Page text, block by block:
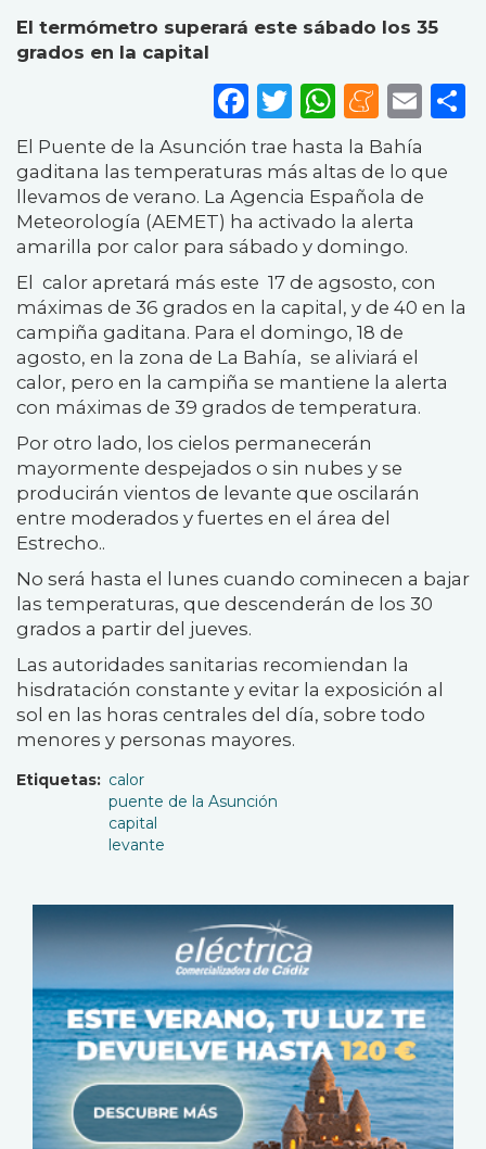
El termómetro superará este sábado los 35
grados en la capital
Facebook
Twitter
El Puente de la Asunción trae hasta la Bahía
gaditana las temperaturas más altas de lo que
llevamos de verano. La Agencia Española de
Meteorología (AEMET) ha activado la alerta
amarilla por calor para sábado y domingo.
El calor apretará más este 17 de agsosto, con
máximas de 36 grados en la capital, y de 40 en la
campiña gaditana. Para el domingo, 18 de
agosto, en la zona de La Bahía, se aliviará el
calor, pero en la campiña se mantiene la alerta
con máximas de 39 grados de temperatura.
Por otro lado, los cielos permanecerán
mayormente despejados o sin nubes y se
producirán vientos de levante que oscilarán
entre moderados y fuertes en el área del
Estrecho..
No será hasta el lunes cuando cominecen a bajar
las temperaturas, que descenderán de los 30
grados a partir del jueves.
Las autoridades sanitarias recomiendan la
hisdratación constante y evitar la exposición al
sol en las horas centrales del día, sobre todo
menores y personas mayores.
Etiquetas
calor
puente de la Asunción
capital
levante